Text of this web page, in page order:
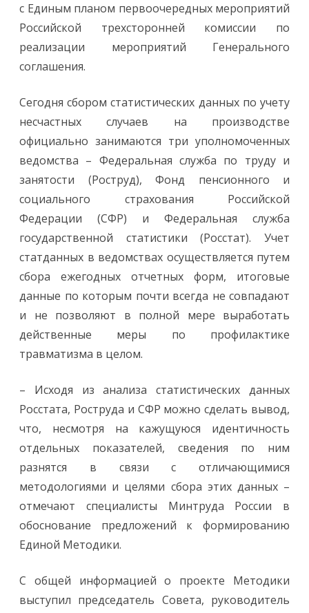
с Единым планом первоочередных мероприятий
Российской трехсторонней комиссии по
реализации мероприятий Генерального
соглашения.
Сегодня сбором статистических данных по учету
несчастных случаев на производстве
официально занимаются три уполномоченных
ведомства – Федеральная служба по труду и
занятости (Роструд), Фонд пенсионного и
социального страхования Российской
Федерации (СФР) и Федеральная служба
государственной статистики (Росстат). Учет
статданных в ведомствах осуществляется путем
сбора ежегодных отчетных форм, итоговые
данные по которым почти всегда не совпадают
и не позволяют в полной мере выработать
действенные меры по профилактике
травматизма в целом.
– Исходя из анализа статистических данных
Росстата, Роструда и СФР можно сделать вывод,
что, несмотря на кажущуюся идентичность
отдельных показателей, сведения по ним
разнятся в связи с отличающимися
методологиями и целями сбора этих данных –
отмечают специалисты Минтруда России в
обоснование предложений к формированию
Единой Методики.
С общей информацией о проекте Методики
выступил председатель Совета, руководитель